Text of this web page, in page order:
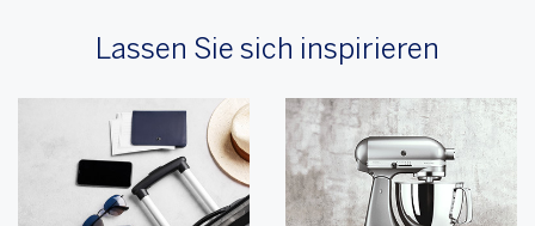
Lassen Sie sich inspirieren